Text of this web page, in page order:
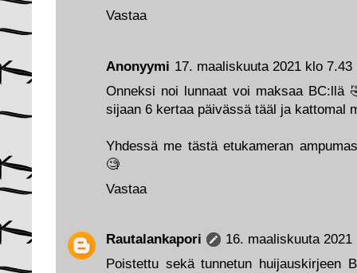
Rautalankapori
16. maaliskuuta 2021
Poistettu sekä tunnetun huijauskirjeen
Anonyymi 17. maaliskuuta 2021 klo 7.43
Onneksi noi lunnaat voi maksaa BC:llä
sijaan 6 kertaa päivässä tääl ja kattomal
Yhdessä me tästä etukameran
🧐
Vastaa
Vastaa